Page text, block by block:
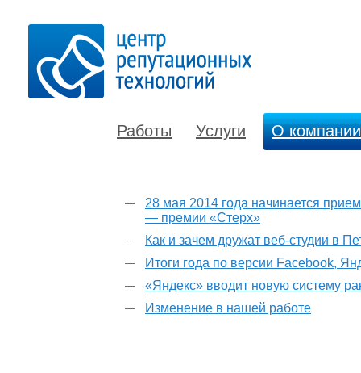
Работы Услуги О компании
28 мая 2014 года начинается
— премии «Стерх»
Как и зачем дружат веб-студии в
Итоги года по версии Facebook,
«Яндекс» вводит новую систему
Изменение в нашей работе